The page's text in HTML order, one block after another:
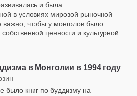
и была
в условиях мировой рыночной
важно, чтобы у монголов было
собственной ценности и культурной
в Монголии в 1994 году
было книг по буддизму на